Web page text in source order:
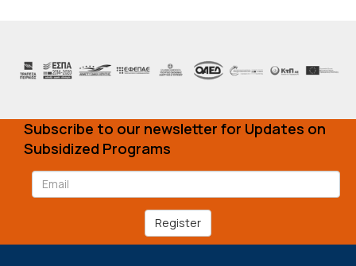
Subscribe to our newsletter for Updates on
Subsidized Programs
Register